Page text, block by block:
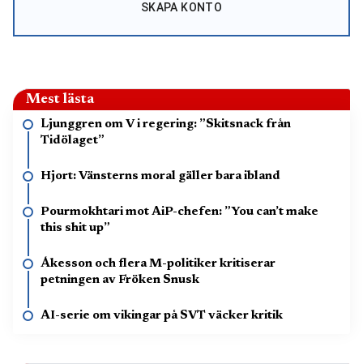
SKAPA KONTO
Mest lästa
Ljunggren om V i regering: ”Skitsnack från
Tidölaget”
Hjort: Vänsterns moral gäller bara ibland
Pourmokhtari mot AiP-chefen: ”You can’t make
this shit up”
Åkesson och flera M-politiker kritiserar
petningen av Fröken Snusk
AI-serie om vikingar på SVT väcker kritik